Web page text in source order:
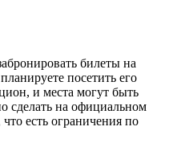
билеты на
посетить его
и места могут быть
сделать на официальном
есть ограничения по